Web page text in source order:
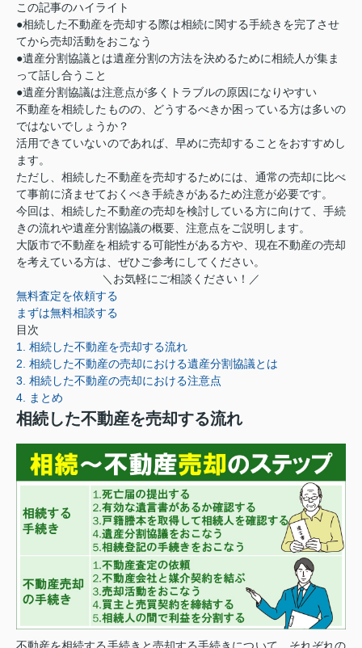
この記事のハイライト
●相続した不動産を売却する際は相続に関する手続きを完了させ
てから売却活動をおこなう
●遺産分割協議とは遺産分割の方法を決めるために相続人が集ま
って話し合うこと
●遺産分割協議は注意点が多くトラブルの原因になりやすい
不動産を相続したものの、どうするべきか困っている方は多いの
ではないでしょうか？
活用できていないのであれば、早めに売却することをおすすめし
ます。
ただし、相続した不動産を売却するためには、通常の売却に比べ
て事前に済ませておくべき手続きがあるため注意が必要です。
今回は、相続した不動産の売却を検討している方に向けて、手続
きの流れや遺産分割協議の概要、注意点をご説明します。
大阪市で不動産を相続する可能性がある方や、現在不動産の売却
を考えている方は、ぜひご参考にしてください。
＼お気軽にご相談ください！／
無料査定を依頼する
まずは無料相談する
目次
1. 相続した不動産を売却する流れ
2. 相続した不動産の売却における遺産分割協議とは
3. 相続した不動産の売却における注意点
4. まとめ
相続した不動産を売却する流れ
不動産を相続する手続きと売却する手続きについて、それぞれの